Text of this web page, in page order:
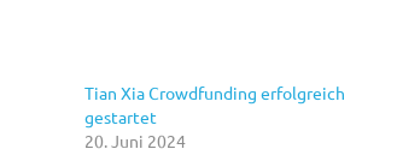
Tian Xia Crowdfunding erfolgreich
gestartet
20. Juni 2024